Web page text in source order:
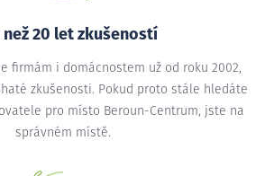
než 20 let zkušeností
firmám i domácnostem už od roku 2002,
zkušenosti. Pokud proto stále hledáte
pro místo Beroun-Centrum, jste na
správném místě.